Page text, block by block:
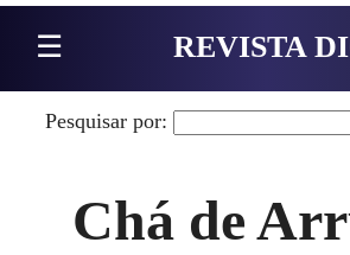
☰ REVISTA
Pesquisar por:
Chá de